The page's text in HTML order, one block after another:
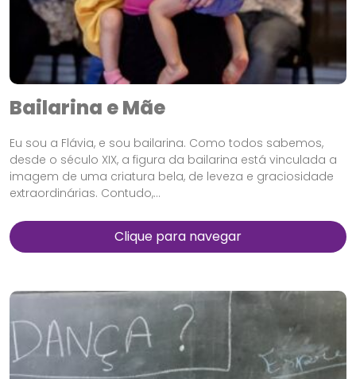
Bailarina e Mãe
Eu sou a Flávia, e sou bailarina. Como todos sabemos,
desde o século XIX, a figura da bailarina está vinculada a
imagem de uma criatura bela, de leveza e graciosidade
extraordinárias. Contudo,...
Clique para navegar